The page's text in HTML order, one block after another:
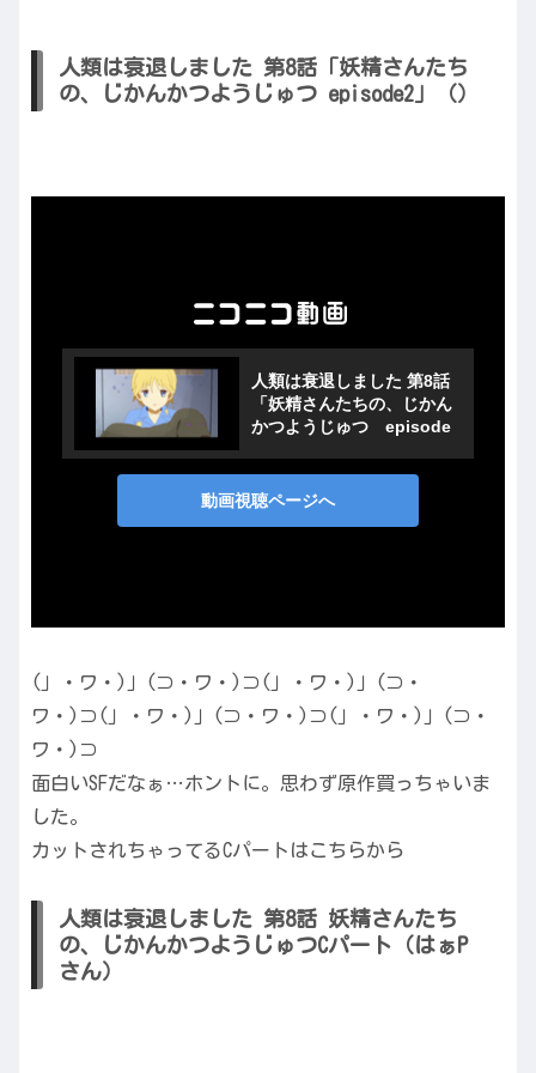
人類は衰退しました 第8話「妖精さんたち
の、じかんかつようじゅつ episode2」（）
(」・ワ・)」(⊃・ワ・)⊃(」・ワ・)」(⊃・
ワ・)⊃(」・ワ・)」(⊃・ワ・)⊃(」・ワ・)」(⊃・
ワ・)⊃
面白いSFだなぁ…ホントに。思わず原作買っちゃいま
した。
カットされちゃってるCパートはこちらから
人類は衰退しました 第8話 妖精さんたち
の、じかんかつようじゅつCパート（はぁP
さん）